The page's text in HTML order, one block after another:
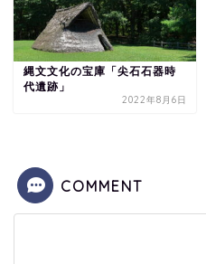
縄文文化の宝庫「尖石石器時
代遺跡」
2022年8月6日
COMMENT